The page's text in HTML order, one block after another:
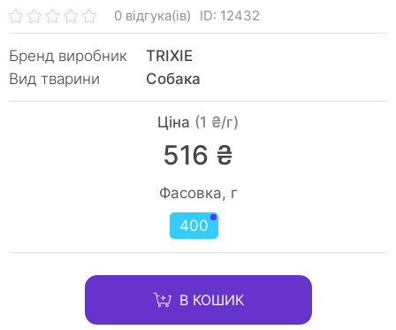
0 відгука(ів) ID: 12432
Бренд виробник
TRIXIE
Вид тварини
Собака
Ціна (1 ₴/г)
516 ₴
Фасовка, г
400
В КОШИК